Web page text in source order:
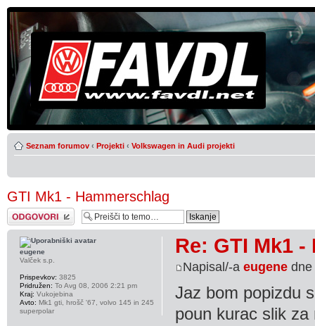
Seznam forumov ‹ Projekti ‹ Volkswagen in Audi projekti
GTI Mk1 - Hammerschlag
Napiši odgovor
Re: GTI Mk1
Napisal/-aeugene dne
Jaz bom popizdu
poun kurac slik za
eugene
Valček s.p.
Prispevkov: 3825
Pridružen: To Avg 08, 2006 2:21 pm
Kraj: Vukojebina
Avto: Mk1 gti, hrošč '67, volvo 145 in 245
superpolar